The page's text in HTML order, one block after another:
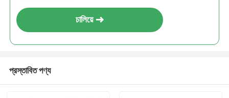
চালিয়ে
প্রস্তাবিত পণ্য